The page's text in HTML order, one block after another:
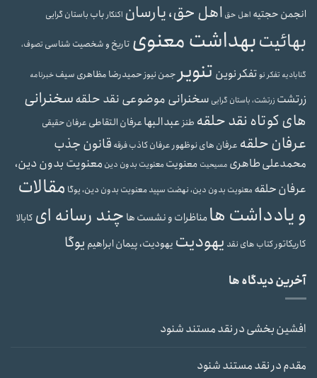
انجمن حجتیه اهل حق اهل حق، یارسان اکنکارباب باستان گرایی
بهائیتبهداشت معنوی تاریخ و شخصیت شناسی تصوف،
گنابادیه تفکر نوتفکر نوین تنویرجمن نیوزحمیدرضا مظاهری سیفخبرنامه
زرتشت زرتشت، باستان گرایی سخنرانی موضوعی نقد حلقهسخنرانی
های کوتاه نقد حلقه طنزعبدالبهاعرفان التقاطی عرفان حقیقی
عرفان حلقه عرفان های نوظهورعرفان کاذبفرقه قانون جذب
محمدعلی طاهری مسیحیت معنویت معنویت بدون دین معنویت بدون دین،
عرفان حلقه معنویت بدون دین، نهضت سپیدمعنویت بدون دین، یوگا مقالات
و یادداشت هامناظرات و نشست ها چند رسانه ای کابالا
کاریکاتورکتاب های نقد یهودیت یهودیت، پیمان ابراهیم یوگا
آخرین دیدگاه ها
افشین بخشیدرنقد مستند شنود
مقدمدرنقد مستند شنود